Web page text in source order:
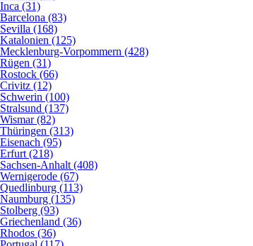
Inca (31)
Barcelona (83)
Sevilla (168)
Katalonien (125)
Mecklenburg-Vorpommern (428)
Rügen (31)
Rostock (66)
Crivitz (12)
Schwerin (100)
Stralsund (137)
Wismar (82)
Thüringen (313)
Eisenach (95)
Erfurt (218)
Sachsen-Anhalt (408)
Wernigerode (67)
Quedlinburg (113)
Naumburg (135)
Stolberg (93)
Griechenland (36)
Rhodos (36)